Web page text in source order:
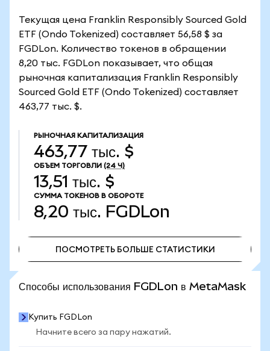
Текущая цена Franklin Responsibly Sourced Gold
ETF (Ondo Tokenized) составляет 56,58 $ за
FGDLon. Количество токенов в обращении
8,20 тыс. FGDLon показывает, что общая
рыночная капитализация Franklin Responsibly
Sourced Gold ETF (Ondo Tokenized) составляет
463,77 тыс. $.
РЫНОЧНАЯ КАПИТАЛИЗАЦИЯ
463,77 тыс. $
ОБЪЕМ ТОРГОВЛИ (24 Ч)
13,51 тыс. $
СУММА ТОКЕНОВ В ОБОРОТЕ
8,20 тыс. FGDLon
ПОСМОТРЕТЬ БОЛЬШЕ СТАТИСТИКИ
Способы использования FGDLon в MetaMask
Купить FGDLon
Начните всего за пару нажатий.